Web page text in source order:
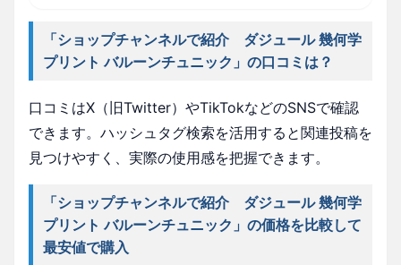
「ショップチャンネルで紹介 ダジュール 幾何学
プリント バルーンチュニック」の口コミは？
口コミはX（旧Twitter）やTikTokなどのSNSで確認
できます。ハッシュタグ検索を活用すると関連投稿を
見つけやすく、実際の使用感を把握できます。
「ショップチャンネルで紹介 ダジュール 幾何学
プリント バルーンチュニック」の価格を比較して
最安値で購入